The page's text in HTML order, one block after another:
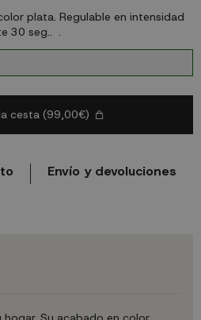
plata. Regulable en intensidad
30 seg.. .
cesta (99,00€)
Envío y devoluciones